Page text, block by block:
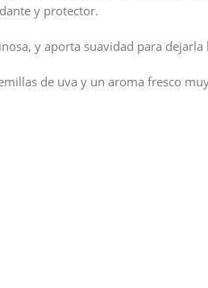
y protector.
y aporta suavidad para
de uva y un aroma fresco